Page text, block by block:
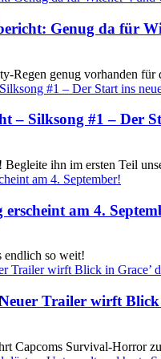
Genug da für
Regen genug vorhanden für
– Silksong #1 – Der
Begleite ihn im ersten Teil
am 4.
endlich so weit!
Trailer wirft Blick
Capcoms Survival-Horror